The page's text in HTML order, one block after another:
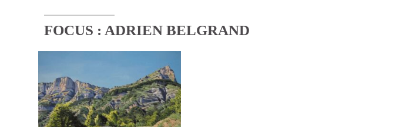
FOCUS : ADRIEN BELGRAND